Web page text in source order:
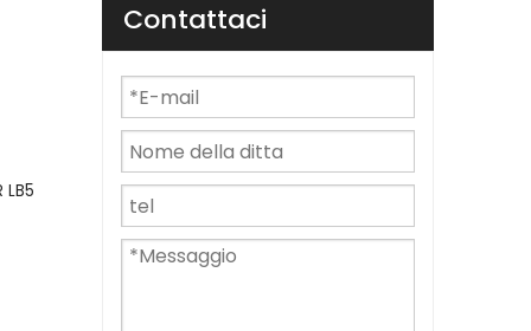
Contattaci